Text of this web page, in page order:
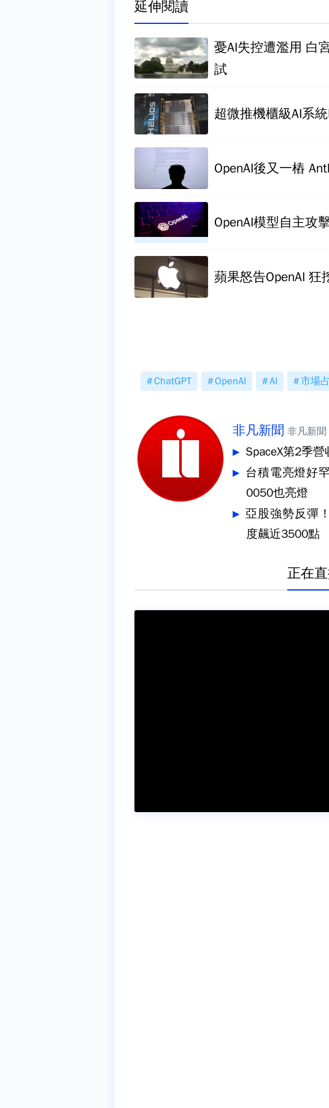
延伸閱讀
憂AI失控遭濫用 白
試
超微推機櫃級AI系
OpenAI後又一樁
OpenAI模型自主攻
蘋果怒告OpenAI
ChatGPT OpenAI AI 市場
非凡新聞 非凡新聞
SpaceX第2季
台積電亮燈好
0050也亮燈
亞股強勢反彈
度飆近3500點
正在